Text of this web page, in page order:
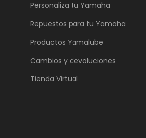
Personaliza tu Yamaha
Repuestos para tu Yamaha
Productos Yamalube
Cambios y devoluciones
Tienda Virtual